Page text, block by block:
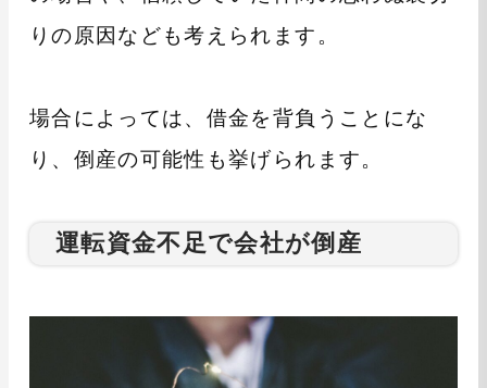
りの原因なども考えられます。
場合によっては、借金を背負うことにな
り、倒産の可能性も挙げられます。
運転資金不足で会社が倒産